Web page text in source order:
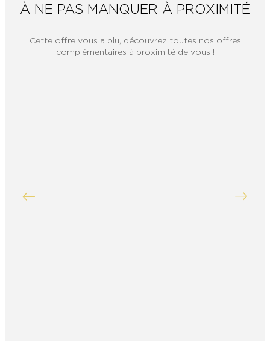
À NE PAS MANQUER À PROXIMITÉ
Cette offre vous a plu, découvrez toutes nos offres
complémentaires à proximité de vous !